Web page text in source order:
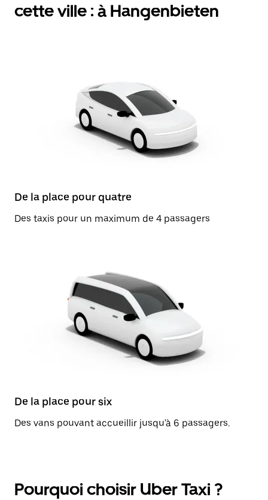
cette ville : à Hangenbieten
De la place pour quatre
Des taxis pour un maximum de 4 passagers
De la place pour six
Des vans pouvant accueillir jusqu'à 6 passagers.
Pourquoi choisir Uber Taxi ?